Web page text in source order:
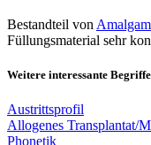
Bestandteil von Amalgam
Füllungsmaterial sehr
Weitere interessante Begriffe
Austrittsprofil
Allogenes Transplantat/
Phonetik